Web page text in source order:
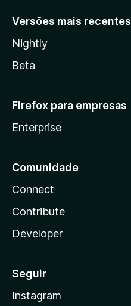
t
o
R
e
c
o
g
n
i
t
Versões mais recentes
Nightly
Beta
Firefox para empresas
Enterprise
Comunidade
Connect
Contribute
Developer
Seguir
Instagram